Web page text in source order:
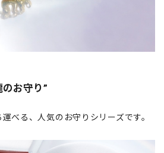
のお守り”
べる、人気のお守りシリーズです。